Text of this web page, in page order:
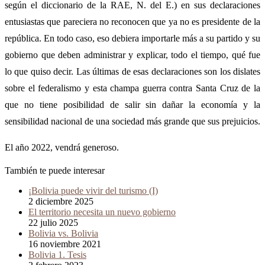
según el diccionario de la RAE, N. del E.) en sus declaraciones
entusiastas que pareciera no reconocen que ya no es presidente de la
república. En todo caso, eso debiera importarle más a su partido y su
gobierno que deben administrar y explicar, todo el tiempo, qué fue
lo que quiso decir. Las últimas de esas declaraciones son los dislates
sobre el federalismo y esta champa guerra contra Santa Cruz de la
que no tiene posibilidad de salir sin dañar la economía y la
sensibilidad nacional de una sociedad más grande que sus prejuicios.
El año 2022, vendrá generoso.
También te puede interesar
¡Bolivia puede vivir del turismo (I)
2 diciembre 2025
El territorio necesita un nuevo gobierno
22 julio 2025
Bolivia vs. Bolivia
16 noviembre 2021
Bolivia 1. Tesis